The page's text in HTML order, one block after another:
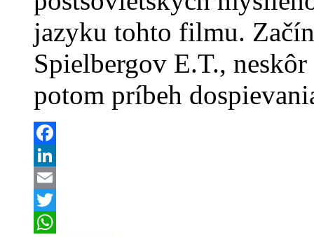
jazyku tohto filmu.
Spielbergov E.T.,
potom príbeh
Facebook
LinkedIn
Email
Twitter